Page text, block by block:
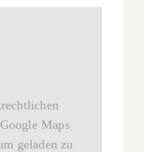
Maps
geladen zu